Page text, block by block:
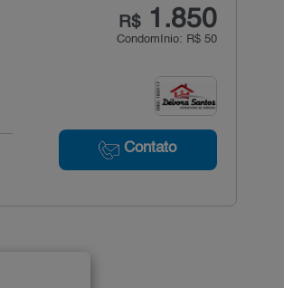
R$1.850
Condomínio: R$ 50
Contato